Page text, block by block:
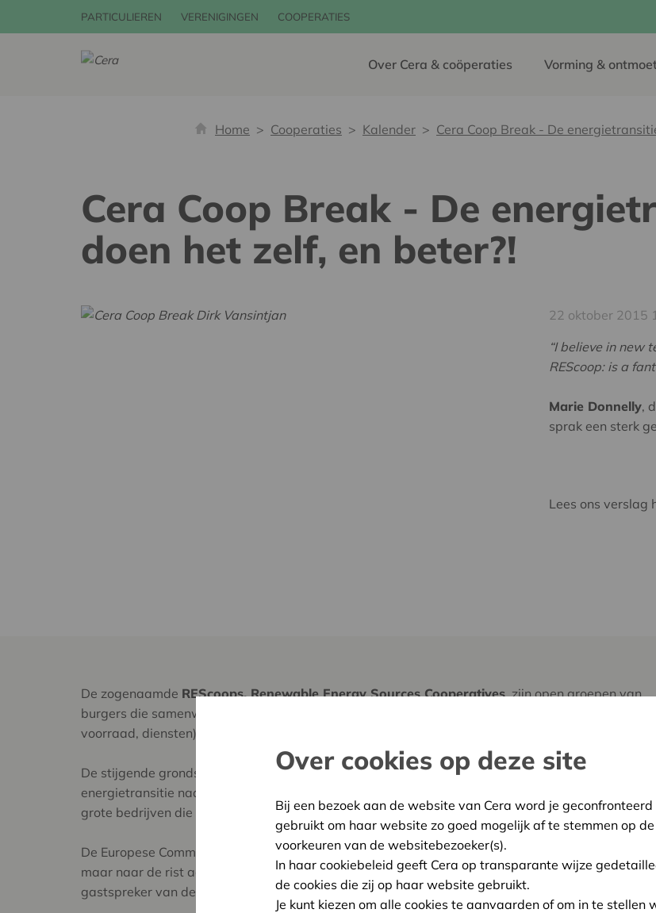
PARTICULIEREN VERENIGINGEN COOPERATIES
Over Cera & coöperaties Vorming &
Home Cooperaties Kalender Cera Coop Break - De
Cera Coop Break - De
doen het zelf, en beter?!
22 oktober 2015
“I believe in new
REScoop: is a
Marie Donnelly,
sprak een sterk
Lees ons verslag
De zogenaamde REScoops, Renewable Energy Sources Cooperatives, zijn open groepen van
burgers die samenwerken rond hernieuwbare energie of energie-efficiëntie (productie, distributie,
voorraad, diensten).
De stijgende grondstofprijzen en de vervuilende aard van fossiele brandstoffen noopt tot een
energietransitie naar meer hernieuwbare energie. Deze energietransitie kan geleid worden door
grote bedrijven die grootschalige projecten opzetten of door burgers die zich groeperen.
De Europese Commissie heeft er alle redenen toe om in deze burgergroeperingen te geloven. Kijk
maar naar de rist aan succesvolle voorbeelden in heel Europa dieDirk Vansintjantoelichtte, de
gastspreker van deze Coop Break.
Over cookies op deze site
Bij een bezoek aan de website van Cera word je geconfronteerd
gebruikt om haar website zo goed mogelijk af te stemmen op
voorkeuren van de websitebezoeker(s).
In haar cookiebeleid geeft Cera op transparante wijze
de cookies die zij op haar website gebruikt.
Je kunt kiezen om alle cookies te aanvaarden of om in te stellen